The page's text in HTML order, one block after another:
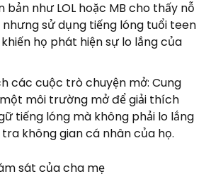
bản như LOL hoặc MB cho thấy nỗ
sử dụng tiếng lóng tuổi teen
họ phát hiện sự lo lắng của
các cuộc trò chuyện mở: Cung
môi trường mở để giải thích
tiếng lóng mà không phải lo lắng
tra không gian cá nhân của họ.
sát của cha mẹ